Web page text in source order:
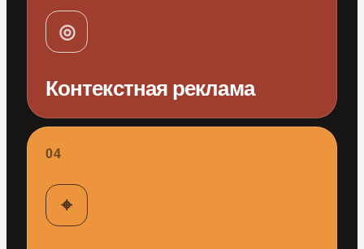
◎
Контекстная реклама
04
⌖